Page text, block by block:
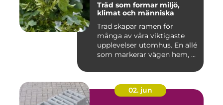
Träd som formar miljö,
klimat och människa
Träd skapar ramen för
många av våra viktigaste
upplevelser utomhus. En allé
som markerar vägen hem, ...
02. jun